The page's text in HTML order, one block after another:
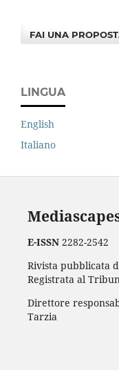
FAI UNA
LINGUA
English
Italiano
E-ISSN2282-2542
Rivista pubblicata
Registrata al
Direttore
Tarzia